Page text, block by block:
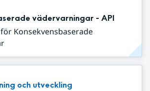
vädervarningar - API
Konsekvensbaserade
och utveckling